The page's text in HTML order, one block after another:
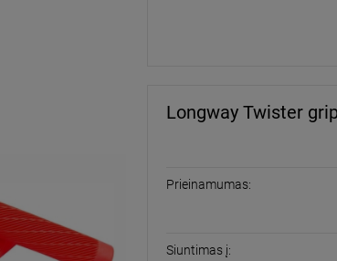
Longway Twister
Prieinamumas:
Siuntimas į: